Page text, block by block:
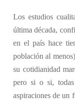
Los estudios
última década,
en el país hace
población al
su cotidianidad
pero si o si,
aspiraciones de un